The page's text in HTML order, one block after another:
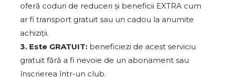
oferă coduri de reduceri și beneficii EXTRA cum
ar fi transport gratuit sau un cadou la anumite
achiziții.
3. Este GRATUIT: beneficiezi de acest serviciu
gratuit fără a fi nevoie de un abonament sau
înscrierea într-un club.